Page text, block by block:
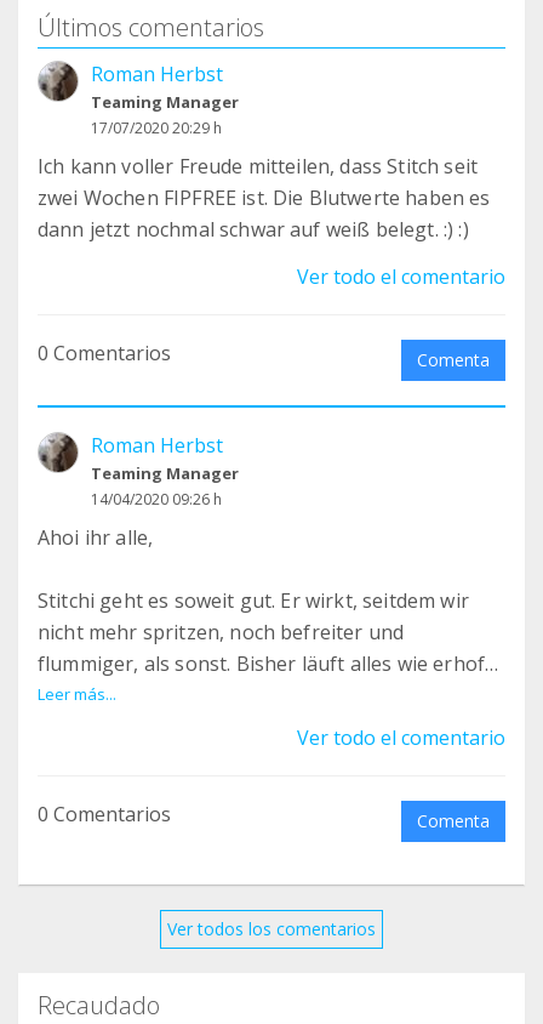
Últimos comentarios
Roman Herbst
Teaming Manager
17/07/2020 20:29 h
Ich kann voller Freude mitteilen, dass Stitch seit
zwei Wochen FIPFREE ist. Die Blutwerte haben es
dann jetzt nochmal schwar auf weiß belegt. :) :)
Ver todo el comentario
0 Comentarios Comenta
Roman Herbst
Teaming Manager
14/04/2020 09:26 h
Ahoi ihr alle,
Stitchi geht es soweit gut. Er wirkt, seitdem wir
nicht mehr spritzen, noch befreiter und
flummiger, als sonst. Bisher läuft alles wie erhofft
:)
Es kommen derzeit viele Fälle von FIP rein und wir
weil sie nicht wissen wie es bezahlen sollen. Seit
Leer más...
Ver todo el comentario
0 Comentarios Comenta
Ver todos los comentarios
Recaudado